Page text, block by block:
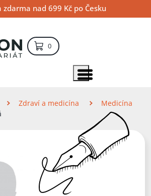
zdarma nad 699 Kč po Česku
0položek – košík
Zobrazit položky menu
Zdraví a medicína
Medicína